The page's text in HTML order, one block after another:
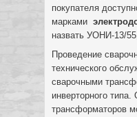
покупателя
марками
назвать УОНИ-13/
Проведение
технического
сварочными
инверторного
трансформаторов